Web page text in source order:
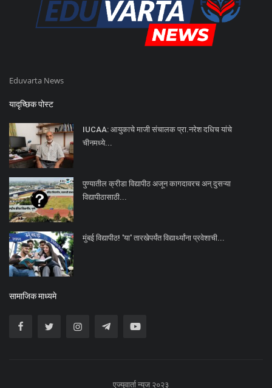
Eduvarta News
यादृच्छिक पोस्ट
IUCAA: आयुकाचे माजी संचालक प्रा.नरेश दधिच यांचे
चीनमध्ये...
पुण्यातील क्रीडा विद्यापीठ अजून कागदावरच अन् दुसऱ्या
विद्यापीठासाठी...
मुंबई विद्यापीठ! 'या' तारखेपर्यंत विद्यार्थ्यांना प्रवेशाची...
सामाजिक माध्यमे
एज्युवार्ता न्यूज २०२३